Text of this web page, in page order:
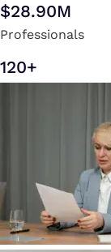
$28.90M
Professionals
120+